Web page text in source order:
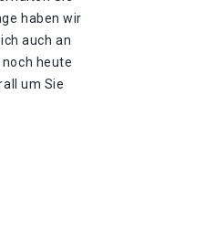
haben wir
auch an
heute
um Sie